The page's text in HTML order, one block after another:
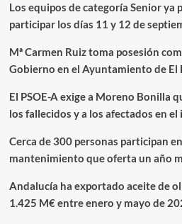
Los equipos de categoría Senior ya
participar los días 11 y 12 de
Mª Carmen Ruiz toma posesión
Gobierno en el Ayuntamiento de El
El PSOE-A exige a Moreno Bonilla
los fallecidos y a los afectados en
Cerca de 300 personas participan
mantenimiento que oferta un año
Andalucía ha exportado aceite de
1.425 M€ entre enero y mayo de